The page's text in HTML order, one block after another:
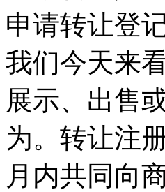
申请转让登
我们今天来
展示、出售
为。转让注
月内共同向